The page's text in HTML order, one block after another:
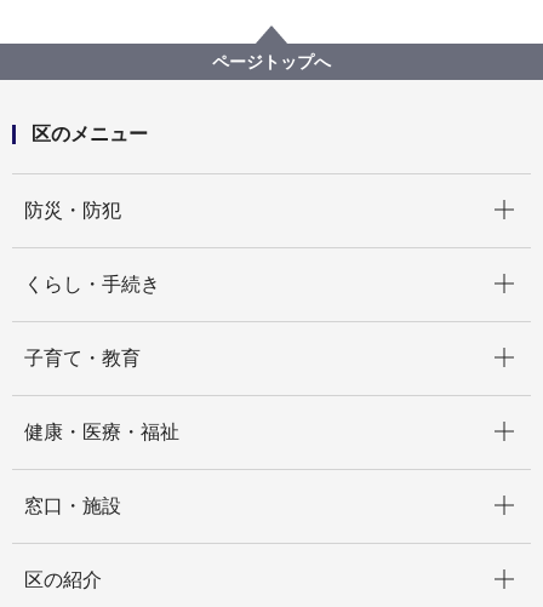
ページトップへ
区のメニュー
防災・防犯
くらし・手続き
子育て・教育
健康・医療・福祉
窓口・施設
区の紹介